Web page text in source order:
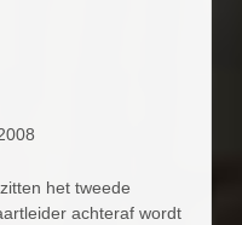
het tweede
achteraf wordt